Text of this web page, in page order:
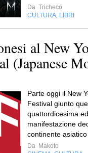
Da Tricheco
CULTURA LIBRI
al New
(Japanese
Parte oggi il New
Festival giunto
quattordicesima
manifestazione
continente asiatico
Da Makoto